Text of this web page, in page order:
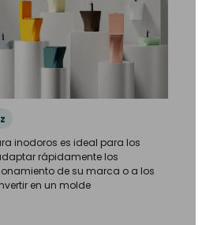
inodoros es ideal para los
rápidamente los
de su marca o a los
en un molde